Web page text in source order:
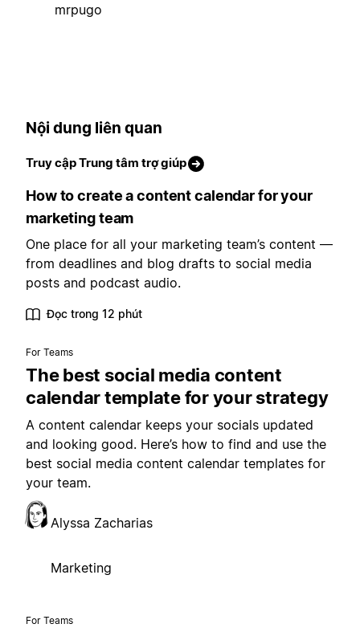
mrpugo
Nội dung liên quan
Truy cập Trung tâm trợ giúp
How to create a content calendar for your
marketing team
One place for all your marketing team’s content —
from deadlines and blog drafts to social media
posts and podcast audio.
Đọc trong 12 phút
For Teams
The best social media content
calendar template for your strategy
A content calendar keeps your socials updated
and looking good. Here’s how to find and use the
best social media content calendar templates for
your team.
Alyssa Zacharias
Marketing
For Teams